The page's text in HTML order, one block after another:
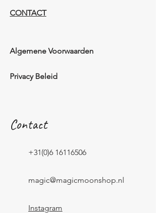
CONTACT
Algemene Voorwaarden
Privacy Beleid
Contact
+31(0)6 16116506
magic@magicmoonshop.nl
Instagram